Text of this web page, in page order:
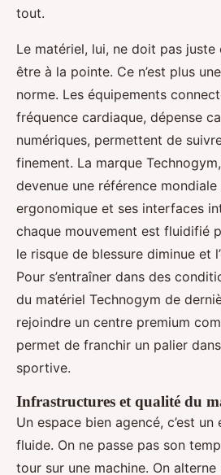
tout.
Le matériel, lui, ne doit pas
être à la pointe. Ce n’est plus
norme. Les équipements
fréquence cardiaque, dépense
numériques, permettent de
finement. La marque
devenue une référence
ergonomique et ses interfaces
chaque mouvement est fluidifié
le risque de blessure diminue et
Pour s’entraîner dans des
du matériel Technogym de
rejoindre un centre premium
permet de franchir un palier
sportive.
Infrastructures et qualité du
Un espace bien agencé, c’est
fluide. On ne passe pas son
tour sur une machine. On alterne